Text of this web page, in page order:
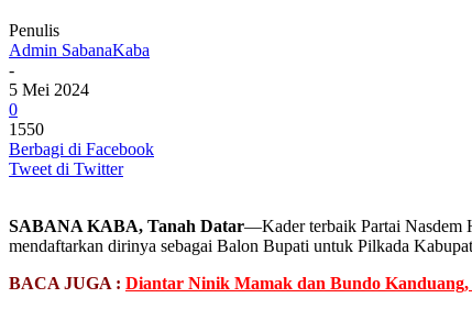
Penulis
Admin SabanaKaba
-
5 Mei 2024
0
1550
Berbagi di Facebook
Tweet di Twitter
SABANA KABA, Tanah Datar—Kader terbaik Partai Nasdem
mendaftarkan dirinya sebagai Balon Bupati untuk Pilkada
BACA JUGA : Diantar Ninik Mamak dan Bundo